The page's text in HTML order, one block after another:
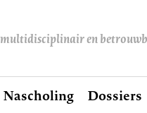
en
Nascholing Dossiers